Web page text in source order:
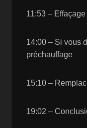
11:53 –
14:00 – Si vous
préchauffage
15:10 –
19:02 –